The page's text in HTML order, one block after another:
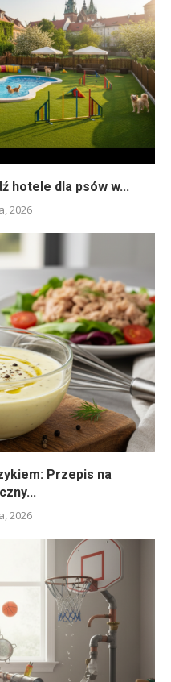
hotele dla psów w...
2026
Przepis na
2026